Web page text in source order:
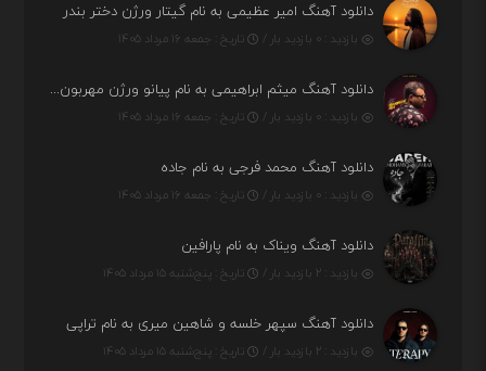
دانلود آهنگ امیر عظیمی به نام گیتار ورژن دختر بندر
بازدید : ۰ بازدید بار / تاریخ : جمعه ۱۶ مرداد ۱۴۰۵
دانلود آهنگ میثم ابراهیمی به نام پیانو ورژن مهربون من
بازدید : ۰ بازدید بار / تاریخ : جمعه ۱۶ مرداد ۱۴۰۵
دانلود آهنگ محمد فرجی به نام جاده
بازدید : ۰ بازدید بار / تاریخ : جمعه ۱۶ مرداد ۱۴۰۵
دانلود آهنگ ویناک به نام پارافین
بازدید : ۲ بازدید بار / تاریخ : پنج‌شنبه ۱۵ مرداد ۱۴۰۵
دانلود آهنگ سپهر خلسه و شاهین میری به نام تراپی
بازدید : ۲ بازدید بار / تاریخ : پنج‌شنبه ۱۵ مرداد ۱۴۰۵